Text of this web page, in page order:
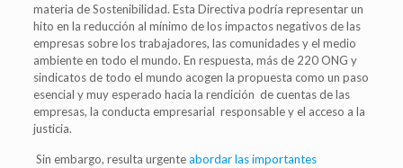
materia de Sostenibilidad. Esta Directiva podría representar un
hito en la reducción al mínimo de los impactos negativos de las
empresas sobre los trabajadores, las comunidades y el medio
ambiente en todo el mundo. En respuesta, más de 220 ONG y
sindicatos de todo el mundo acogen la propuesta como un paso
esencial y muy esperado hacia la rendición de cuentas de las
empresas, la conducta empresarial responsable y el acceso a la
justicia.
Sin embargo, resulta urgenteabordar las importantes